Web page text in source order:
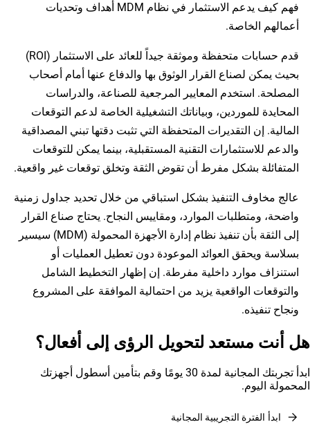
فهم كيف يدعم الاستثمار في نظام MDM أهداف وتحديات
أعمالهم الخاصة.
قدم حسابات متحفظة وموثقة جيداً للعائد على الاستثمار (ROI)
بحيث يمكن لصناع القرار الوثوق بها والدفاع عنها أمام أصحاب
المصلحة. استخدم المعايير المرجعية للصناعة، والدراسات
المحايدة للموردين، وبياناتك التشغيلية الخاصة لدعم التوقعات
المالية. إن التقديرات المتحفظة التي تثبت دقتها تبني المصداقية
والدعم للاستثمارات التقنية المستقبلية، بينما يمكن للتوقعات
المتفائلة بشكل مفرط أن تقوض الثقة وتخلق توقعات غير واقعية.
عالج مخاوف التنفيذ بشكل استباقي من خلال تحديد جداول زمنية
واضحة، ومتطلبات الموارد، ومقاييس النجاح. يحتاج صناع القرار
إلى الثقة بأن تنفيذ نظام إدارة الأجهزة المحمولة (MDM) سيسير
بسلاسة ويحقق العوائد الموعودة دون تعطيل العمليات أو
استنزاف موارد داخلية مفرطة. إن إظهار التخطيط الشامل
والتوقعات الواقعية يزيد من احتمالية الموافقة على المشروع
ونجاح تنفيذه.
هل أنت مستعد لتحويل الرؤى إلى أفعال؟
ابدأ تجربتك المجانية لمدة 30 يومًا وقم بتأمين أسطول أجهزتك
المحمولة اليوم.
arrow_forward ابدأ الفترة التجريبية المجانية